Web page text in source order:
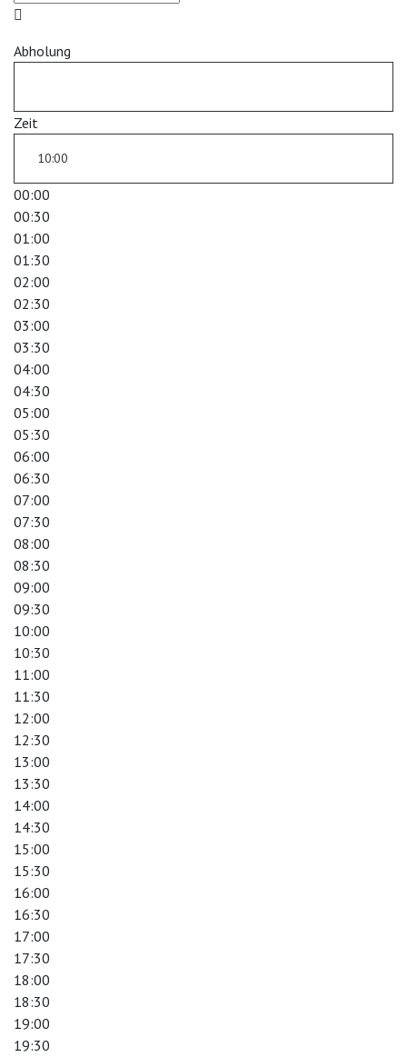
Abholung
Zeit
00:00
00:30
01:00
01:30
02:00
02:30
03:00
03:30
04:00
04:30
05:00
05:30
06:00
06:30
07:00
07:30
08:00
08:30
09:00
09:30
10:00
10:30
11:00
11:30
12:00
12:30
13:00
13:30
14:00
14:30
15:00
15:30
16:00
16:30
17:00
17:30
18:00
18:30
19:00
19:30